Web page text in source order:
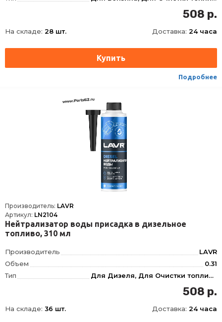
310 мл
62
Ширина
62
Условия хранения
±30
3811900000
508 р.
На складе: 28 шт. Доставка: 24 часа
Подробнее
Производитель: LAVR
Артикул: LN2104
Нейтрализатор воды присадка в дизельное
топливо, 310 мл
Производитель
LAVR
Объем
0.31
Тип
Для Дизеля, Для Очистки топливной системы
310 мл
62
Ширина
62
508 р.
На складе: 36 шт. Доставка: 24 часа